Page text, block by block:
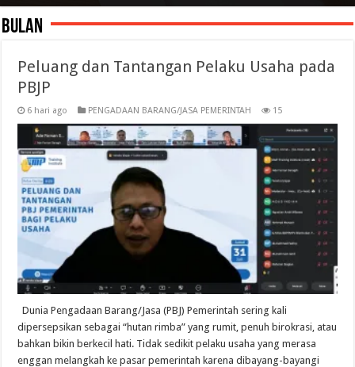
Bulan
Peluang dan Tantangan Pelaku Usaha pada
PBJP
6 hari ago PENGADAAN BARANG/JASA PEMERINTAH 15
Dunia Pengadaan Barang/Jasa (PBJ) Pemerintah sering kali
dipersepsikan sebagai “hutan rimba” yang rumit, penuh birokrasi, atau
bahkan bikin berkecil hati. Tidak sedikit pelaku usaha yang merasa
enggan melangkah ke pasar pemerintah karena dibayang-bayangi